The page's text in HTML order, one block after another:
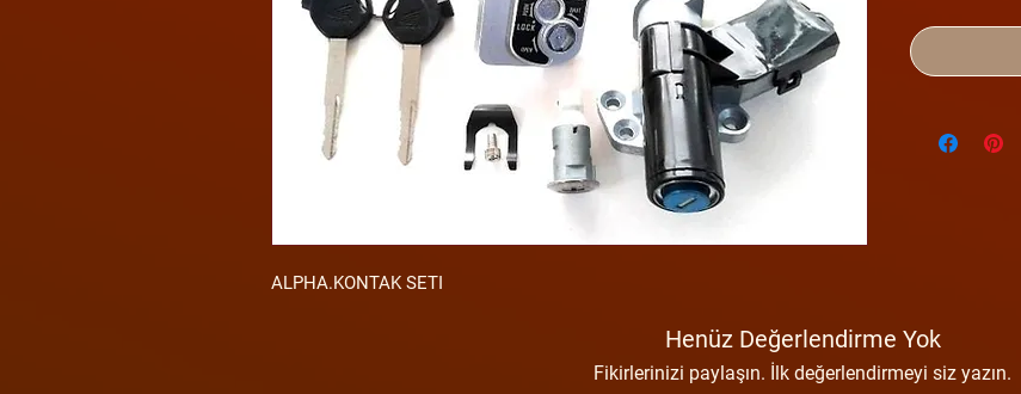
ALPHA.KONTAK SETI
Henüz Değerlendirme Yok
Fikirlerinizi paylaşın. İlk değerlendirmeyi siz yazın.